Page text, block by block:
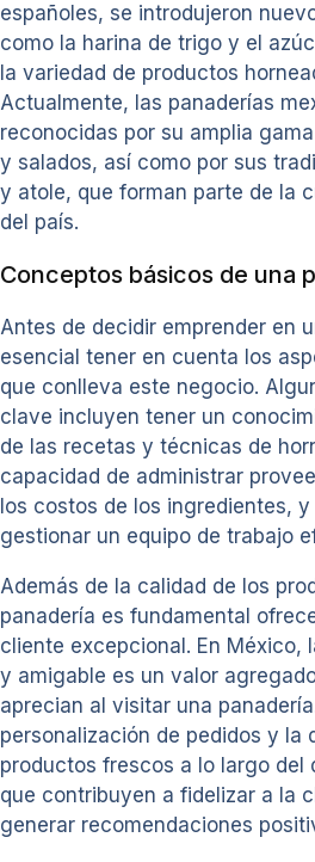
españoles, se introdujeron
como la harina de trigo y el
la variedad de productos
Actualmente, las panaderías
reconocidas por su amplia
y salados, así como por sus
y atole, que forman parte de la
del país.
Conceptos básicos de una
Antes de decidir emprender en
esencial tener en cuenta los
que conlleva este negocio.
clave incluyen tener un
de las recetas y técnicas de
capacidad de administrar
los costos de los ingredientes,
gestionar un equipo de trabajo
Además de la calidad de los
panadería es fundamental
cliente excepcional. En México,
y amigable es un valor
aprecian al visitar una
personalización de pedidos y la
productos frescos a lo largo del
que contribuyen a fidelizar a la
generar recomendaciones